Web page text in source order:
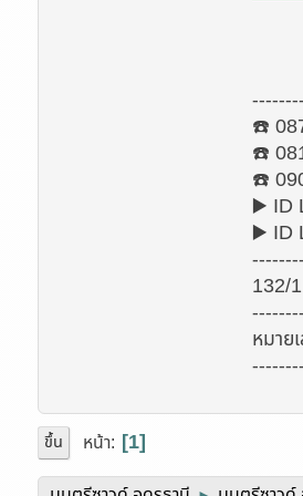
☎️
☎️
☎️
▶️ ID
▶️ ID
132/
หมาย
ขึ้น หน้า 1